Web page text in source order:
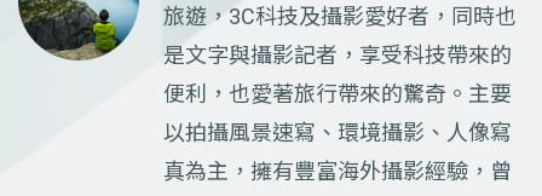
旅遊，3C科技及攝影愛好者，同時也
是文字與攝影記者，享受科技帶來的
便利，也愛著旅行帶來的驚奇。主要
以拍攝風景速寫、環境攝影、人像寫
真為主，擁有豐富海外攝影經驗，曾